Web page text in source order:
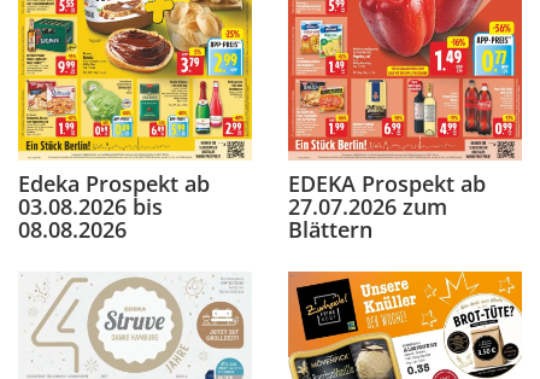
Edeka Prospekt ab
03.08.2026 bis
08.08.2026
EDEKA Prospekt ab
27.07.2026 zum
Blättern